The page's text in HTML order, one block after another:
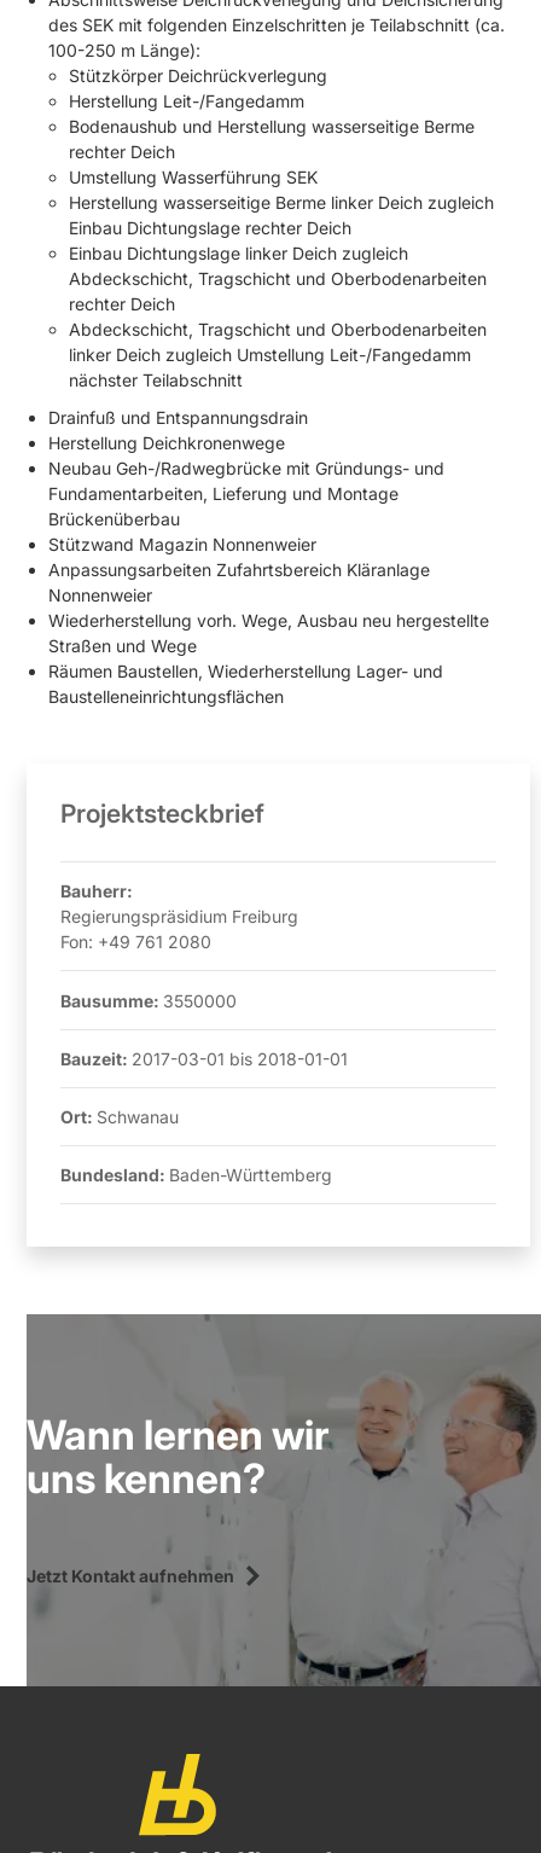
des SEK mit folgenden Einzelschritten je Teilabschnitt (ca.
100-250 m Länge):
Stützkörper Deichrückverlegung
Herstellung Leit-/Fangedamm
Bodenaushub und Herstellung wasserseitige Berme
rechter Deich
Umstellung Wasserführung SEK
Herstellung wasserseitige Berme linker Deich zugleich
Einbau Dichtungslage rechter Deich
Einbau Dichtungslage linker Deich zugleich
Abdeckschicht, Tragschicht und Oberbodenarbeiten
rechter Deich
Abdeckschicht, Tragschicht und Oberbodenarbeiten
linker Deich zugleich Umstellung Leit-/Fangedamm
nächster Teilabschnitt
Drainfuß und Entspannungsdrain
Herstellung Deichkronenwege
Neubau Geh-/Radwegbrücke mit Gründungs- und
Fundamentarbeiten, Lieferung und Montage
Brückenüberbau
Stützwand Magazin Nonnenweier
Anpassungsarbeiten Zufahrtsbereich Kläranlage
Nonnenweier
Wiederherstellung vorh. Wege, Ausbau neu hergestellte
Straßen und Wege
Räumen Baustellen, Wiederherstellung Lager- und
Baustelleneinrichtungsflächen
Projektsteckbrief
Bauherr:
Regierungspräsidium Freiburg
Fon: +49 761 2080
Bausumme: 3550000
Bauzeit: 2017-03-01 bis 2018-01-01
Ort: Schwanau
Bundesland: Baden-Württemberg
Wann lernen wir
uns kennen?
Jetzt Kontakt aufnehmen